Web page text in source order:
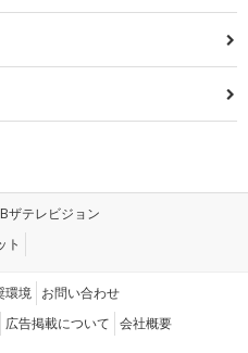
ザテレビジョン
ト
環境 お問い合わせ
広告掲載について 会社概要